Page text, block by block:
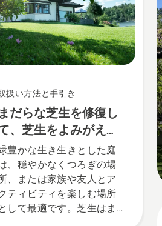
扱い方法と手引き
まだらな芝生を修復し
、芝生をよみがえら
る方法
豊かな生き生きとした庭
、穏やかなくつろぎの場
、または家族や友人とア
ティビティを楽しむ場所
して最適です。芝生はま